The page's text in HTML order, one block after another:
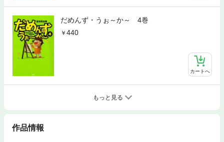
だめんず・うぉ～か～ 4巻
440
カートへ
もっと見る
作品情報